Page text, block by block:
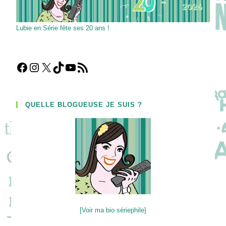
Lubie en Série fête ses 20 ans !
Facebook
Instagram
X TikTokYouTube
Flux RSS
QUELLE BLOGUEUSE JE SUIS ?
[Voir ma bio sériephile]